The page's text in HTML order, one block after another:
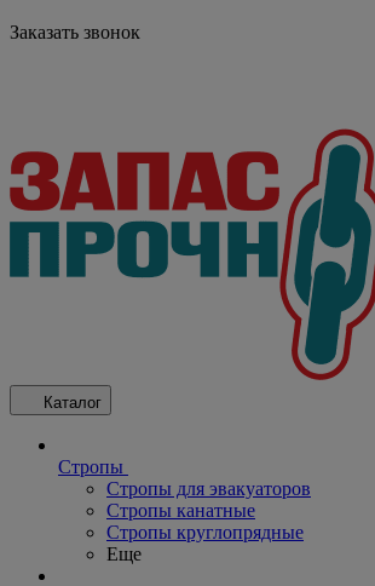
Заказать звонок
Каталог
Стропы
Стропы для эвакуаторов
Стропы канатные
Стропы круглопрядные
Еще